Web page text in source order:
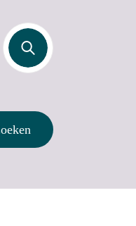
Zoek